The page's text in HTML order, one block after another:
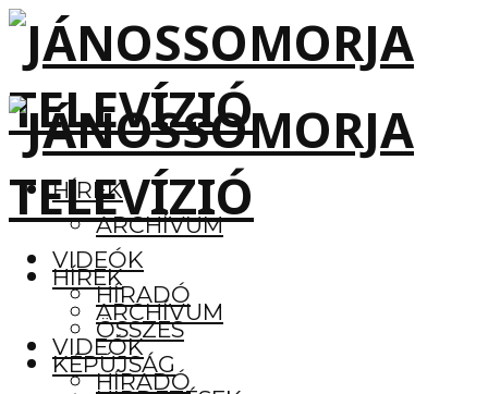
HÍREK
ARCHÍVUM
VIDEÓK
HÍRADÓ
ÖSSZES
KÉPÚJSÁG
HÍREK
ARCHÍVUM
VIDEÓK
HÍRADÓ